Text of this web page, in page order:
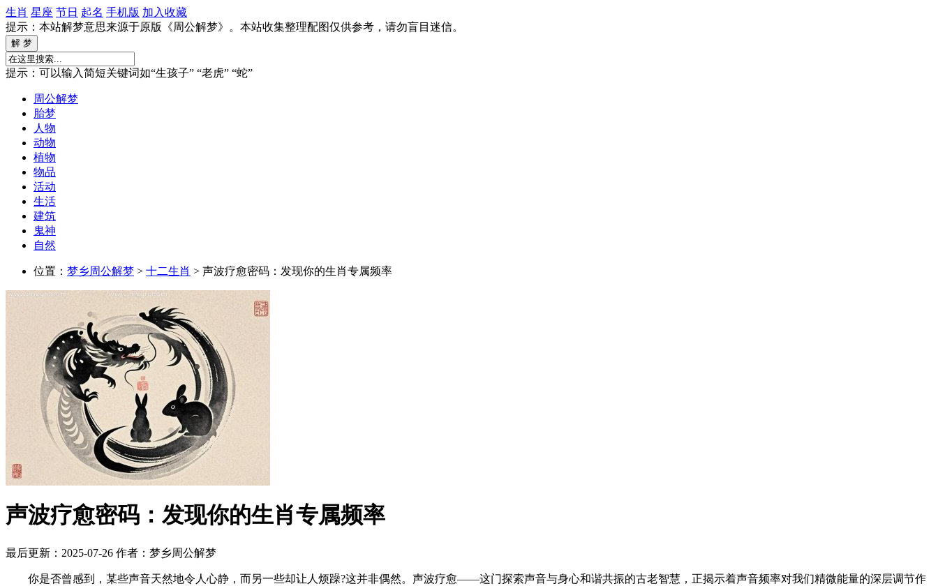
生肖 星座 节日 起名 手机版 加入收藏
提示：本站解梦意思来源于原版《周公解梦》。本站收集整理配图仅供参考，请勿盲目迷信。
提示：可以输入简短关键词如“生孩子” “老虎” “蛇”
周公解梦
胎梦
人物
动物
植物
物品
活动
生活
建筑
鬼神
自然
位置： 梦乡周公解梦 > 十二生肖 > 声波疗愈密码：发现你的生肖专属频率
声波疗愈密码：发现你的生肖专属频率
最后更新：2025-07-26 作者：梦乡周公解梦
你是否曾感到，某些声音天然地令人心静，而另一些却让人烦躁?这并非偶然。声波疗愈——这门探索声音与身心和谐共振的古老智慧，正揭示着声音频率对我们精微能量的深层调节作